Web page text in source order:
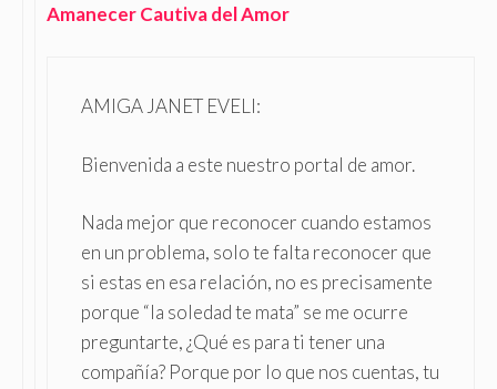
Amanecer Cautiva del Amor
AMIGA JANET EVELI:
Bienvenida a este nuestro portal de amor.
Nada mejor que reconocer cuando estamos
en un problema, solo te falta reconocer que
si estas en esa relación, no es precisamente
porque “la soledad te mata” se me ocurre
preguntarte, ¿Qué es para ti tener una
compañía? Porque por lo que nos cuentas, tu